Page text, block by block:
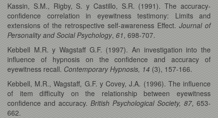
Kassin, S.M., Rigby, S. y Castillo, S.R. (1991). The accuracy-
confidence correlation in eyewitness testimony: Limits and
extensions of the retrospective self-awareness Effect. Journal of
Personality and Social Psychology, 61, 698-707.
Kebbell M.R. y Wagstaff G.F. (1997). An investigation into the
influence of hypnosis on the confidence and accuracy of
eyewitness recall. Contemporary Hypnosis, 14 (3), 157-166.
Kebbell, M.R., Wagstaff, G.F. y Covey, J.A. (1996). The influence
of item difficulty on the relationship between eyewitness
confidence and accuracy. British Psychological Society, 87, 653-
662.